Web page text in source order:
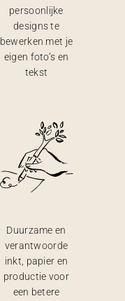
persoonlijke
designs te
bewerken met je
eigen foto’s en
tekst
Duurzame en
verantwoorde
inkt, papier en
productie voor
een betere